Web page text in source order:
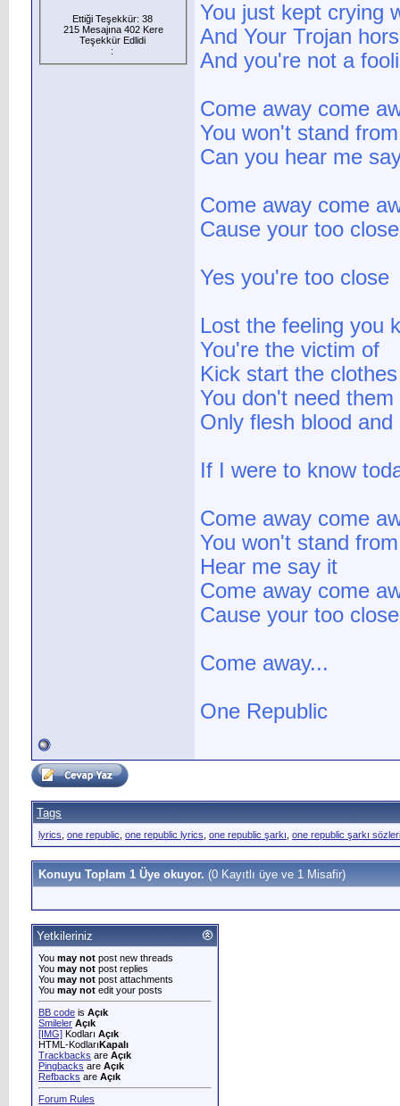
Ettiği Teşekkür: 38
215 Mesajına 402 Kere
Teşekkür Edlidi
:
You just kept crying
And Your Trojan
And you're not a
Come away come
You won't stand
Can you hear me
Come away come
Cause your too
Yes you're too close
Lost the feeling you
You're the victim of
Kick start the
You don't need them
Only flesh blood
If I were to know
Come away come
You won't stand
Hear me say it
Come away come
Cause your too
Come away...
One Republic
Tags
lyrics one republic one republic lyrics one republic şarkı one republic şarkı sözleri
Konuyu Toplam 1 Üye okuyor. (0 Kayıtlı üye ve 1 Misafir)
Yetkileriniz
You may not post new threads
You may not post replies
You may not post attachments
You may not edit your posts
BB code is Açık
Smileler Açık
[IMG] Kodları Açık
HTML-KodlarıKapalı
Trackbacks are Açık
Pingbacks are Açık
Refbacks are Açık
Forum Rules